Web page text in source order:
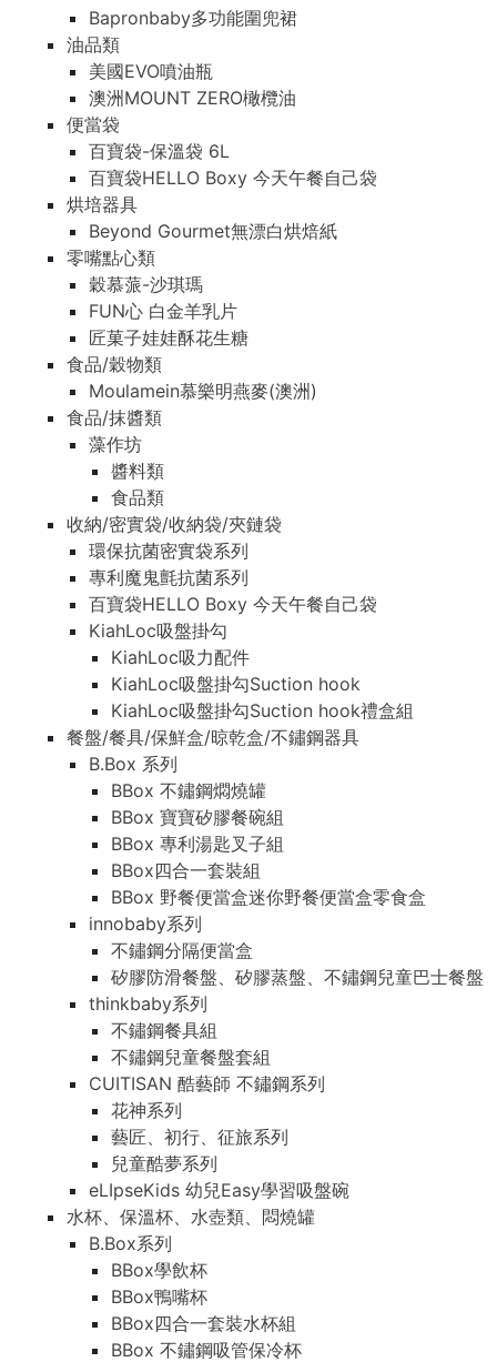
Bapronbaby多功能圍兜裙
油品類
美國EVO噴油瓶
澳洲MOUNT ZERO橄欖油
便當袋
百寶袋-保溫袋 6L
百寶袋HELLO Boxy 今天午餐自己袋
烘培器具
Beyond Gourmet無漂白烘焙紙
零嘴點心類
穀慕蒎-沙琪瑪
FUN心 白金羊乳片
匠菓子娃娃酥花生糖
食品/穀物類
Moulamein慕樂明燕麥(澳洲)
食品/抹醬類
藻作坊
醬料類
食品類
收納/密實袋/收納袋/夾鏈袋
環保抗菌密實袋系列
專利魔鬼氈抗菌系列
百寶袋HELLO Boxy 今天午餐自己袋
KiahLoc吸盤掛勾
KiahLoc吸力配件
KiahLoc吸盤掛勾Suction hook
KiahLoc吸盤掛勾Suction hook禮盒組
餐盤/餐具/保鮮盒/晾乾盒/不鏽鋼器具
B.Box 系列
BBox 不鏽鋼燜燒罐
BBox 寶寶矽膠餐碗組
BBox 專利湯匙叉子組
BBox四合一套裝組
BBox 野餐便當盒迷你野餐便當盒零食盒
innobaby系列
不鏽鋼分隔便當盒
矽膠防滑餐盤、矽膠蒸盤、不鏽鋼兒童巴士餐盤
thinkbaby系列
不鏽鋼餐具組
不鏽鋼兒童餐盤套組
CUITISAN 酷藝師 不鏽鋼系列
花神系列
藝匠、初行、征旅系列
兒童酷夢系列
eLIpseKids 幼兒Easy學習吸盤碗
水杯、保溫杯、水壺類、悶燒罐
B.Box系列
BBox學飲杯
BBox鴨嘴杯
BBox四合一套裝水杯組
BBox 不鏽鋼吸管保冷杯